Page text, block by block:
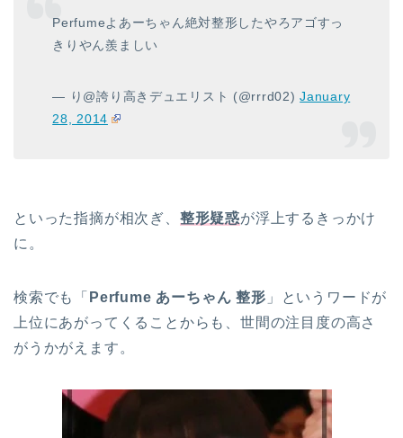
Perfumeよあーちゃん絶対整形したやろアゴすっ
きりやん羨ましい
— り@誇り高きデュエリスト (@rrrd02)January
28, 2014
といった指摘が相次ぎ、 整形疑惑が浮上するきっかけ
に。
検索でも「 Perfume あーちゃん 整形 」というワードが
上位にあがってくることからも、世間の注目度の高さ
がうかがえます。